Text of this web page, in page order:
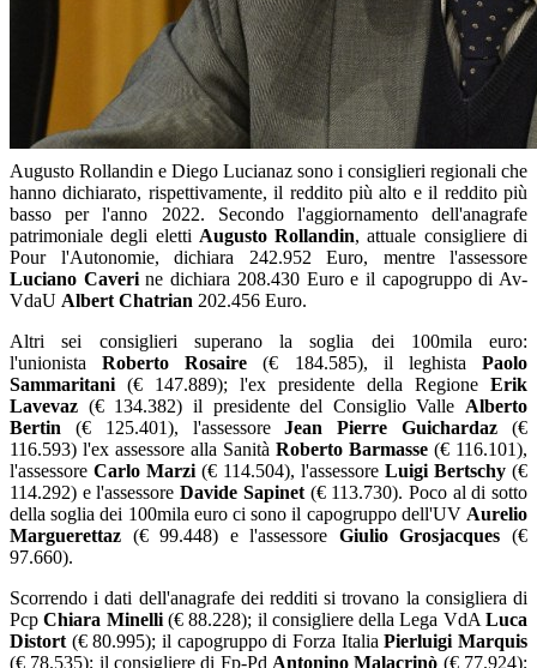
Augusto Rollandin e Diego Lucianaz sono i consiglieri regionali che
hanno dichiarato, rispettivamente, il reddito più alto e il reddito più
basso per l'anno 2022. Secondo l'aggiornamento dell'anagrafe
patrimoniale degli elettiAugusto Rollandin, attuale consigliere di
Pour l'Autonomie, dichiara 242.952 Euro, mentre l'assessore
Luciano Caverine dichiara 208.430 Euro e il capogruppo di Av-
VdaU Albert Chatrian 202.456 Euro.
Altri sei consiglieri superano la soglia dei 100mila euro:
l'unionistaRoberto Rosaire (€ 184.585), il leghistaPaolo
Sammaritani(€ 147.889); l'ex presidente della Regione Erik
Lavevaz (€ 134.382) il presidente del Consiglio Valle Alberto
Bertin (€ 125.401), l'assessoreJean Pierre Guichardaz (€
116.593) l'ex assessore alla Sanità Roberto Barmasse (€ 116.101),
l'assessore Carlo Marzi(€ 114.504), l'assessore Luigi Bertschy (€
114.292) e l'assessoreDavide Sapinet(€ 113.730). Poco al di sotto
della soglia dei 100mila euro ci sono il capogruppo dell'UV Aurelio
Marguerettaz (€ 99.448) e l'assessore Giulio Grosjacques (€
97.660).
Scorrendo i dati dell'anagrafe dei redditi si trovano la consigliera di
PcpChiara Minelli(€ 88.228); il consigliere della Lega VdALuca
Distort(€ 80.995); il capogruppo di Forza ItaliaPierluigi Marquis
(€ 78.535); il consigliere di Fp-Pd Antonino Malacrinò (€ 77.924);